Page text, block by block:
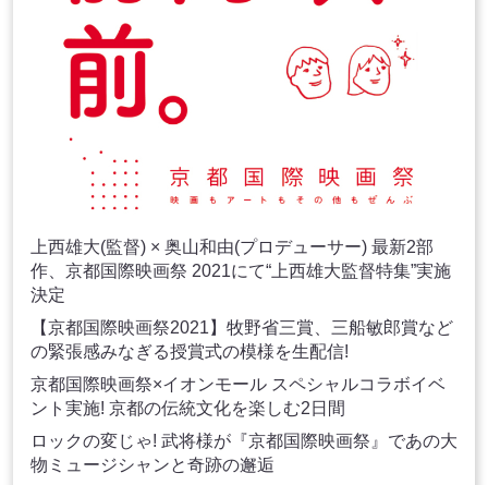
上西雄大(監督) × 奥山和由(プロデューサー) 最新2部
作、京都国際映画祭 2021にて“上西雄大監督特集”実施
決定
【京都国際映画祭2021】牧野省三賞、三船敏郎賞など
の緊張感みなぎる授賞式の模様を生配信!
京都国際映画祭×イオンモール スペシャルコラボイベ
ント実施! 京都の伝統文化を楽しむ2日間
ロックの変じゃ! 武将様が『京都国際映画祭』であの大
物ミュージシャンと奇跡の邂逅